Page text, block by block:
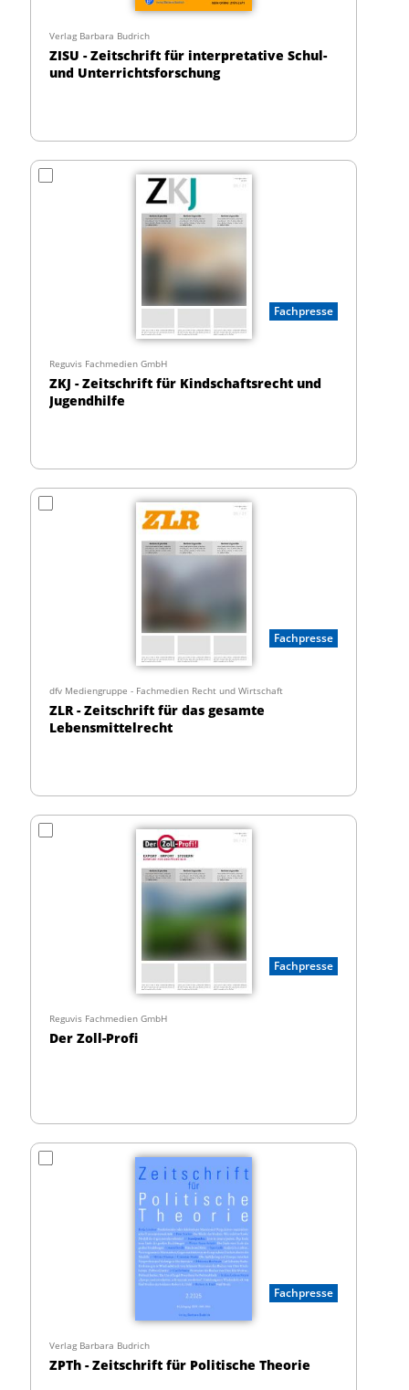
Verlag Barbara Budrich
ZISU - Zeitschrift für interpretative Schul-
und Unterrichtsforschung
Fachpresse
Reguvis Fachmedien GmbH
ZKJ - Zeitschrift für Kindschaftsrecht und
Jugendhilfe
Fachpresse
dfv Mediengruppe - Fachmedien Recht und Wirtschaft
ZLR - Zeitschrift für das gesamte
Lebensmittelrecht
Fachpresse
Reguvis Fachmedien GmbH
Der Zoll-Profi
Fachpresse
Verlag Barbara Budrich
ZPTh - Zeitschrift für Politische Theorie